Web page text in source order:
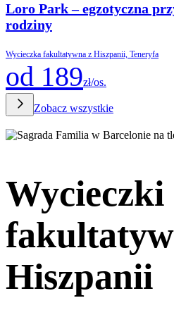
Loro Park – egzotyczna
rodziny
Wycieczka fakultatywna z Hiszpanii, Teneryfa
od 189zł/os.
Zobacz wszystkie
Wycieczki
Hiszpanii